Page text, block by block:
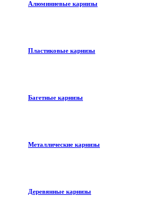
Алюминиевые карнизы
Пластиковые карнизы
Багетные карнизы
Металлические карнизы
Деревянные карнизы